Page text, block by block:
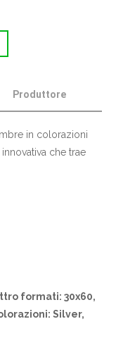
Produttore
in colorazioni
che trae
formati: 30x60,
Silver,